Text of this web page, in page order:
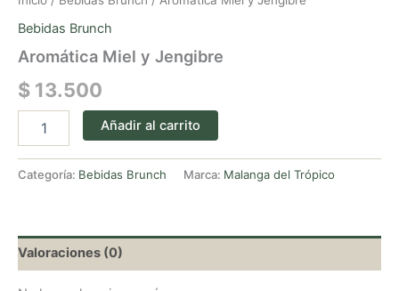
Bebidas Brunch
Aromática Miel y Jengibre
$ 13.500
Añadir al carrito
Categoría: Bebidas Brunch Marca: Malanga del Trópico
Valoraciones (0)